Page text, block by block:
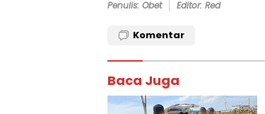
Penulis: Obet Editor: Red
Komentar
Baca Juga